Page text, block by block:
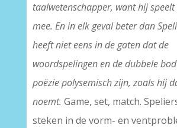
taalwetenschapper, want hij
mee. En in elk geval beter dan
heeft niet eens in de gaten dat de
woordspelingen en de dubbele
poëzie polysemisch zijn, zoals hij
noemt. Game, set, match.
steken in de vorm- en